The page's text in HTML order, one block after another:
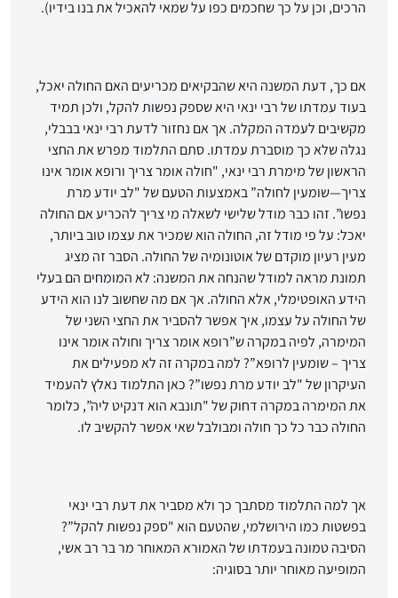
הרכים, וכן על כך שחכמים כפו על שמאי להאכיל את בנו בידיו).
אם כך, דעת המשנה היא שהבקיאים מכריעים האם החולה יאכל,
בעוד עמדתו של רבי ינאי היא שספק נפשות להקל, ולכן תמיד
מקשיבים לעמדה המקלה. אך אם נחזור לדעת רבי ינאי בבבלי,
נגלה שלא כך מוסברת עמדתו. סתם התלמוד מפרש את החצי
הראשון של מימרת רבי ינאי, "חולה אומר צריך ורופא אומר אינו
צריך—שומעין לחולה” באמצעות הטעם של "לב יודע מרת
נפשו”. זהו כבר מודל שלישי לשאלה מי צריך להכריע אם החולה
יאכל: על פי מודל זה, החולה הוא שמכיר את עצמו טוב ביותר,
מעין רעיון מוקדם של אוטונומיה של החולה. הסבר זה מציג
תמונת מראה למודל שהנחה את המשנה: לא המומחים הם בעלי
הידע האופטימלי, אלא החולה. אך אם מה שחשוב לנו הוא הידע
של החולה על עצמו, איך אפשר להסביר את החצי השני של
המימרה, לפיה במקרה ש”רופא אומר צריך וחולה אומר אינו
צריך – שומעין לרופא”? למה במקרה זה לא מפעילים את
העיקרון של "לב יודע מרת נפשו”? כאן התלמוד נאלץ להעמיד
את המימרה במקרה דחוק של "תונבא הוא דנקיט ליה”, כלומר
החולה כבר כל כך חולה ומבולבל שאי אפשר להקשיב לו.
אך למה התלמוד מסתבך כך ולא מסביר את דעת רבי ינאי
בפשטות כמו הירושלמי, שהטעם הוא "ספק נפשות להקל”?
הסיבה טמונה בעמדתו של האמורא המאוחר מר בר רב אשי,
המופיעה מאוחר יותר בסוגיה: